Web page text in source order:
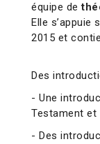
équipe de
Elle s’appuie
2015 et
Des
- Une
Testament et
- Des